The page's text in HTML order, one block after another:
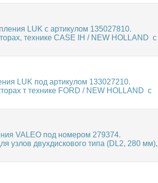
LUK с артикулом 135027810.
технике CASE IH / NEW HOLLAND с
LUK под артикулом 133027210.
т технике FORD / NEW HOLLAND с
VALEO под номером 279374.
узлов двухдискового типа (DL2, 280 мм),